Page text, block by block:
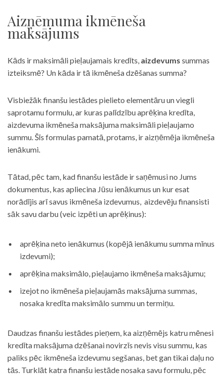
Aizņēmuma ikmēneša
maksājums
Kāds ir maksimāli pieļaujamais kredīts, aizdevums summas
izteiksmē? Un kāda ir tā ikmēneša dzēšanas summa?
Visbiežāk finanšu iestādes pielieto elementāru un viegli
saprotamu formulu, ar kuras palīdzību aprēķina kredīta,
aizdevuma ikmēneša maksājuma maksimāli pieļaujamo
summu. Šīs formulas pamatā, protams, ir aizņēmēja ikmēneša
ienākumi.
Tātad, pēc tam, kad finanšu iestāde ir saņēmusi no Jums
dokumentus, kas apliecina Jūsu ienākumus un kur esat
norādījis arī savus ikmēneša izdevumus, aizdevēju finansisti
sāk savu darbu (veic izpēti un aprēķinus):
aprēķina neto ienākumus (kopējā ienākumu summa mīnus
izdevumi);
aprēķina maksimālo, pieļaujamo ikmēneša maksājumu;
izejot no ikmēneša pieļaujamās maksājuma summas,
nosaka kredīta maksimālo summu un termiņu.
Daudzas finanšu iestādes pieņem, ka aizņēmējs katru mēnesi
kredīta maksājuma dzēšanai novirzīs nevis visu summu, kas
paliks pēc ikmēneša izdevumu segšanas, bet gan tikai daļu no
tās. Turklāt katra finanšu iestāde nosaka savu formulu, pēc